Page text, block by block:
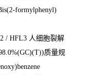
formylphenyl)
/ HFL3 人细胞裂解
质量规